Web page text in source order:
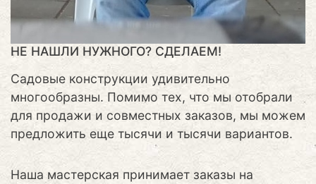
НЕ НАШЛИ НУЖНОГО? СДЕЛАЕМ!
Садовые конструкции удивительно
многообразны. Помимо тех, что мы отобрали
для продажи и совместных заказов, мы можем
предложить еще тысячи и тысячи вариантов.
Наша мастерская принимает заказы на